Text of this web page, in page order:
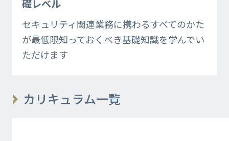
礎レベル
セキュリティ関連業務に携わるすべてのかた
が最低限知っておくべき基礎知識を学んでい
ただけます
カリキュラム一覧